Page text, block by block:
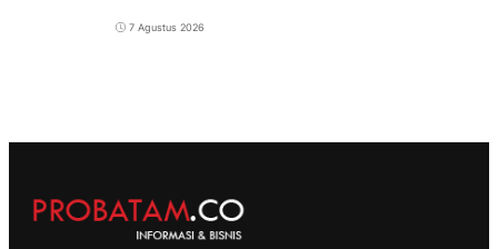
7 Agustus 2026